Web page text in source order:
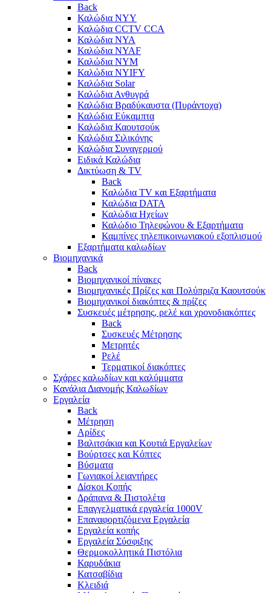
Back
Καλώδια NYY
Καλώδια CCTV CCA
Καλώδια NYA
Καλώδια NYAF
Καλώδια NYΜ
Καλώδια ΝΥΙFY
Καλώδια Solar
Καλώδια Ανθυγρά
Καλώδια Βραδύκαυστα (Πυράντοχα)
Καλώδια Εύκαμπτα
Καλώδια Καουτσούκ
Καλώδια Σιλικόνης
Καλώδια Συναγερμού
Ειδικά Καλώδια
Δικτύωση & TV
Back
Καλώδια TV και Εξαρτήματα
Καλώδια DATA
Καλώδια Ηχείων
Καλώδιο Τηλεφώνου & Εξαρτήματα
Καμπίνες τηλεπικοινωνιακού εξοπλισμού
Eξαρτήματα καλωδίων
Βιομηχανικά
Back
Βιομηχανικοί πίνακες
Βιομηχανικές Πρίζες και Πολύπριζα Καουτσούκ
Βιομηχανικοί διακόπτες & πρίζες
Συσκευές μέτρησης, ρελέ και χρονοδιακόπτες
Back
Συσκευές Μέτρησης
Μετρητές
Ρελέ
Τερματικοί διακόπτες
Σχάρες καλωδίων και καλύμματα
Κανάλια Διανομής Καλωδίων
Εργαλεία
Back
Μέτρηση
Αρίδες
Βαλιτσάκια και Κουτιά Εργαλείων
Βούρτσες και Κόπτες
Βύσματα
Γωνιακοί λειαντήρες
Δίσκοι Κοπής
Δράπανα & Πιστολέτα
Επαγγελματικά εργαλεία 1000V
Επαναφορτιζόμενα Εργαλεία
Εργαλεία κοπής
Εργαλεία Σύσφιξης
Θερμοκολλητικά Πιστόλια
Καρυδάκια
Κατσαβίδια
Κλειδιά